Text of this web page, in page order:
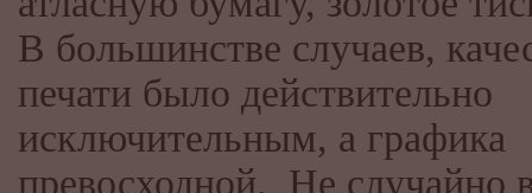
В большинстве случаев,
печати было действительно
исключительным, а графика
превосходной. Не случайно